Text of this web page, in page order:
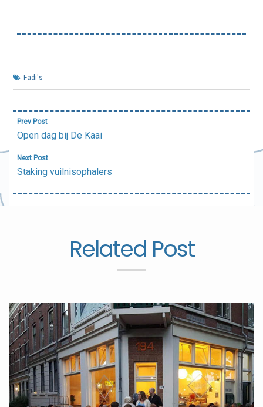
Fadi's
Bericht
navigatie
Prev Post
Open dag bij De Kaai
Next Post
Staking vuilnisophalers
Related Post